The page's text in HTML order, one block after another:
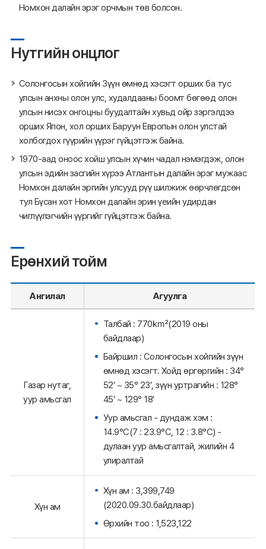
Номхон далайн эрэг орчмын төв болсон.
Нутгийн онцлог
Солонгосын хойгийн Зүүн өмнөд хэсэгт орших ба тус
улсын анхны олон улс, худалдааны боомт бөгөөд олон
улсын нисэх онгоцны буудалтайн хувьд ойр зэргэлдээ
орших Япон, хол орших Баруун Европын олон улстай
холбогдох гүүрийн үүрэг гүйцэтгэж байна.
1970-аад оноос хойш улсын хүчин чадал нэмэгдэж, олон
улсын эдийн засгийн хүрээ Атлантын далайн эрэг мужаас
Номхон далайн эргийн улсууд рүү шилжиж өөрчлөгдсөн
тул Бүсан хот Номхон далайн эрин үеийн удирдан
чиглүүлэгчийн үүргийг гүйцэтгэж байна.
Ерөнхий тойм
Ангилал Агуулга
Газар нутаг,
уур амьсгал
Талбай : 770㎢(2019 оны
байдлаар)
Байршил : Солонгосын хойгийн зүүн
өмнөд хэсэгт. Хойд өргөргийн : 34°
52′ ~ 35° 23′, зүүн уртрагийн : 128°
45′ ~ 129° 18′
Уур амьсгал - дундаж хэм :
14.9°C(7 : 23.9°C, 12 : 3.8°C) -
дулаан уур амьсгалтай, жилийн 4
улиралтай
Хүн ам
Хүн ам : 3,399,749
(2020.09.30.байдлаар)
Өрхийн тоо : 1,523,122